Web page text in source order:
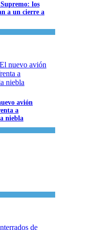
los
a un cierre a
avión
a
niebla